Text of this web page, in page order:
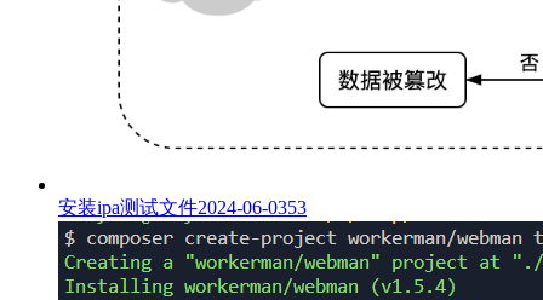
安装ipa测试文件2024-06-0353